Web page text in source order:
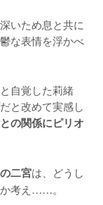
いため息と共に
な表情を浮かべ
自覚した莉緒
と改めて実感し
の関係にピリオ
二宮は、どうし
考え……。